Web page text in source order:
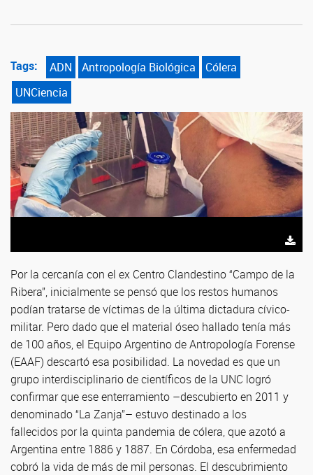
Tags: ADN Antropología Biológica
Cólera
UNCiencia
Por la cercanía con el ex Centro Clandestino “Campo de la
Ribera”, inicialmente se pensó que los restos humanos
podían tratarse de víctimas de la última dictadura cívico-
militar. Pero dado que el material óseo hallado tenía más
de 100 años, el Equipo Argentino de Antropología Forense
(EAAF) descartó esa posibilidad. La novedad es que un
grupo interdisciplinario de científicos de la UNC logró
confirmar que ese enterramiento –descubierto en 2011 y
denominado “La Zanja”– estuvo destinado a los
fallecidos por la quinta pandemia de cólera, que azotó a
Argentina entre 1886 y 1887. En Córdoba, esa enfermedad
cobró la vida de más de mil personas. El descubrimiento